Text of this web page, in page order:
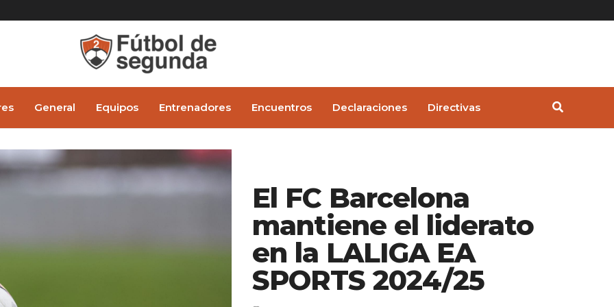
General Equipos Entrenadores Encuentros Declaraciones Directivas
El FC Barcelona
mantiene el liderato
en la LALIGA EA
SPORTS 2024/25